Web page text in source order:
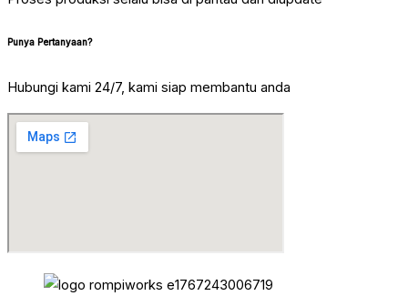
Punya Pertanyaan?
Hubungi kami 24/7, kami siap membantu anda